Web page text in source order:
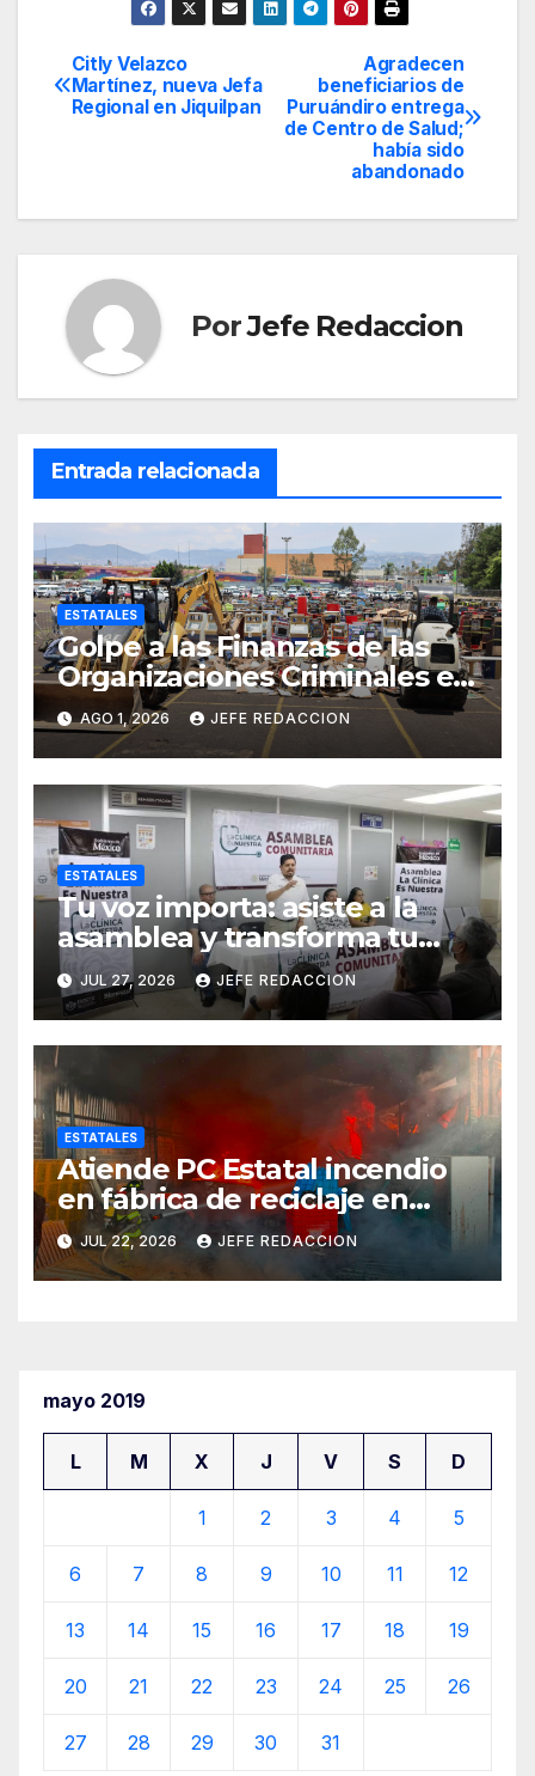
Navegación
de
Agradecen
beneficiarios de
Puruándiro entrega
de Centro de Salud;
había sido
abandonado
Citly Velazco
Martínez, nueva Jefa
Regional en Jiquilpan
PorJefe Redaccion
Entrada relacionada
ESTATALES
Golpe a las Finanzas de las
Organizaciones Criminales en
Operativos
Interinstitucionales
AGO 1, 2026 JEFE REDACCION
ESTATALES
Tu voz importa: asiste a la
asamblea y transforma tu
clínica del IMSS-Bienestar
JUL 27, 2026 JEFE REDACCION
ESTATALES
Atiende PC Estatal incendio
en fábrica de reciclaje en
Morelia
JUL 22, 2026 JEFE REDACCION
mayo 2019
L M X J V S D
1 2 3 4 5
6 7 8 9 10 11 12
13 14 15 16 17 18 19
20 21 22 23 24 25 26
27 28 29 30 31